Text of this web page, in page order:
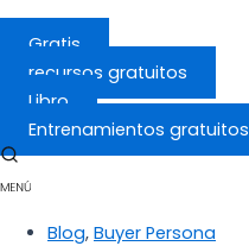
Gratis
recursos gratuitos
Libro
Entrenamientos gratuitos
Blog, Buyer Persona